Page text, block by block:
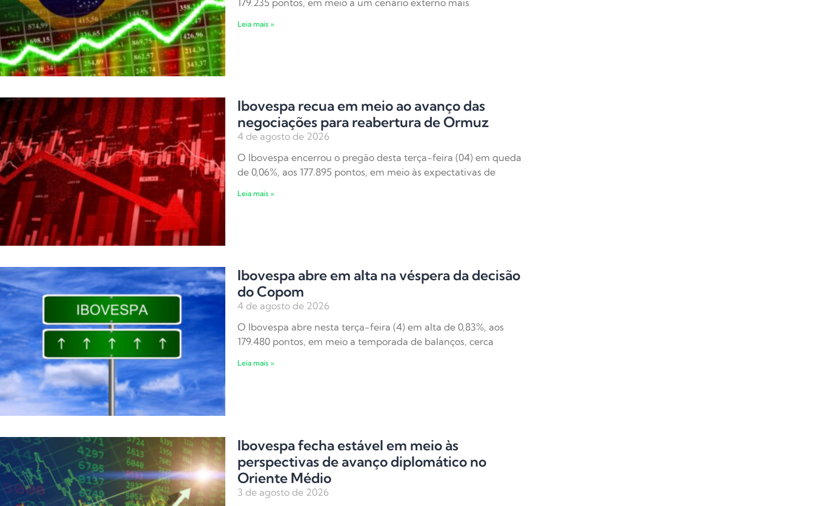
179.235 pontos, em meio a um cenário externo mais
Leia mais »
Ibovespa recua em meio ao avanço das
negociações para reabertura de Ormuz
4 de agosto de 2026
O Ibovespa encerrou o pregão desta terça-feira (04) em queda
de 0,06%, aos 177.895 pontos, em meio às expectativas de
Leia mais »
Ibovespa abre em alta na véspera da decisão
do Copom
4 de agosto de 2026
O Ibovespa abre nesta terça-feira (4) em alta de 0,83%, aos
179.480 pontos, em meio a temporada de balanços, cerca
Leia mais »
Ibovespa fecha estável em meio às
perspectivas de avanço diplomático no
Oriente Médio
3 de agosto de 2026